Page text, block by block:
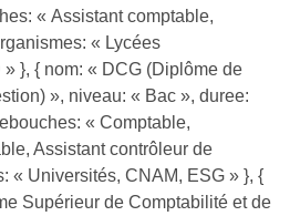
« Assistant comptable,
« Lycées
}, { nom: « DCG (Diplôme de
», niveau: « Bac », duree:
« Comptable,
Assistant contrôleur de
« Universités, CNAM, ESG » }, {
Supérieur de Comptabilité et de